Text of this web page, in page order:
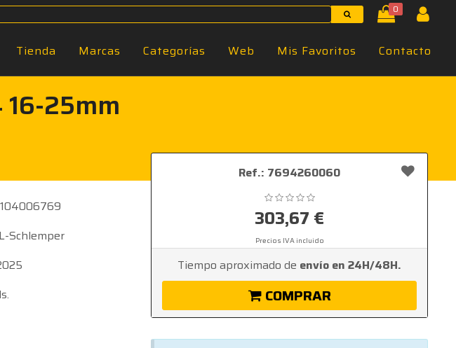
0
Tienda Marcas Categorías Web Mis Favoritos Contacto
25mm
Schlemper
Ref.: 7694260060
303,67 €
Precios IVA incluido
Tiempo aproximado de envío en 24H/48H.
COMPRAR